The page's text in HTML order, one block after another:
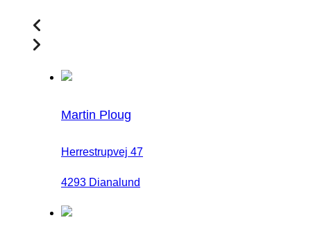
Martin Ploug
Herrestrupvej 47
4293 Dianalund